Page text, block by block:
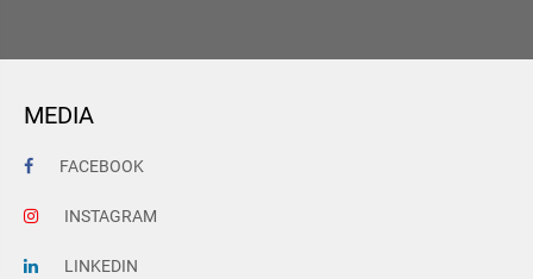
MEDIA
FACEBOOK
INSTAGRAM
LINKEDIN